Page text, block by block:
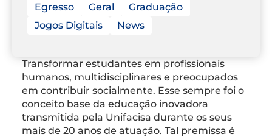
Egresso Geral
Graduação
Jogos Digitais
News
Transformar estudantes em profissionais
humanos, multidisciplinares e preocupados
em contribuir socialmente. Esse sempre foi o
conceito base da educação inovadora
transmitida pela Unifacisa durante os seus
mais de 20 anos de atuação. Tal premissa é